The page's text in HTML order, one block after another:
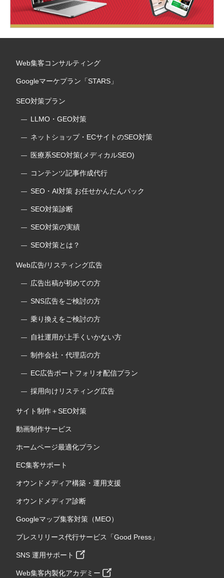
Web集客コンサルティング
Googleマーケプラン「STARS」
SEO対策プラン
LLMO・GEO対策
ネットショップ・ECサイトのSEO対策
医療系SEO対策(メディカルSEO)
コンテンツ記事作成代行
SEO・AI対策 お任せかんたんパック
SEO対策診断
SEO対策の実績
SEO対策とは？
Web広告/リスティング広告
広告出稿が初めての方
SNS広告をご検討の方
乗り換えをご検討の方
自社運用が上手くいかない方
制作会社・代理店の方
EC広告ポートフォリオ配信プラン
採用向けリスティング広告
サイト制作＋SEO対策
動画制作サービス
ホームページ最適化プラン
EC集客サポート
オウンドメディア構築・運用支援
オウンドメディア診断
Googleマップ集客対策（MEO）
プレスリリース代行サービス「Good Press」
SNS 運用サポート
Web集客内製化アカデミー